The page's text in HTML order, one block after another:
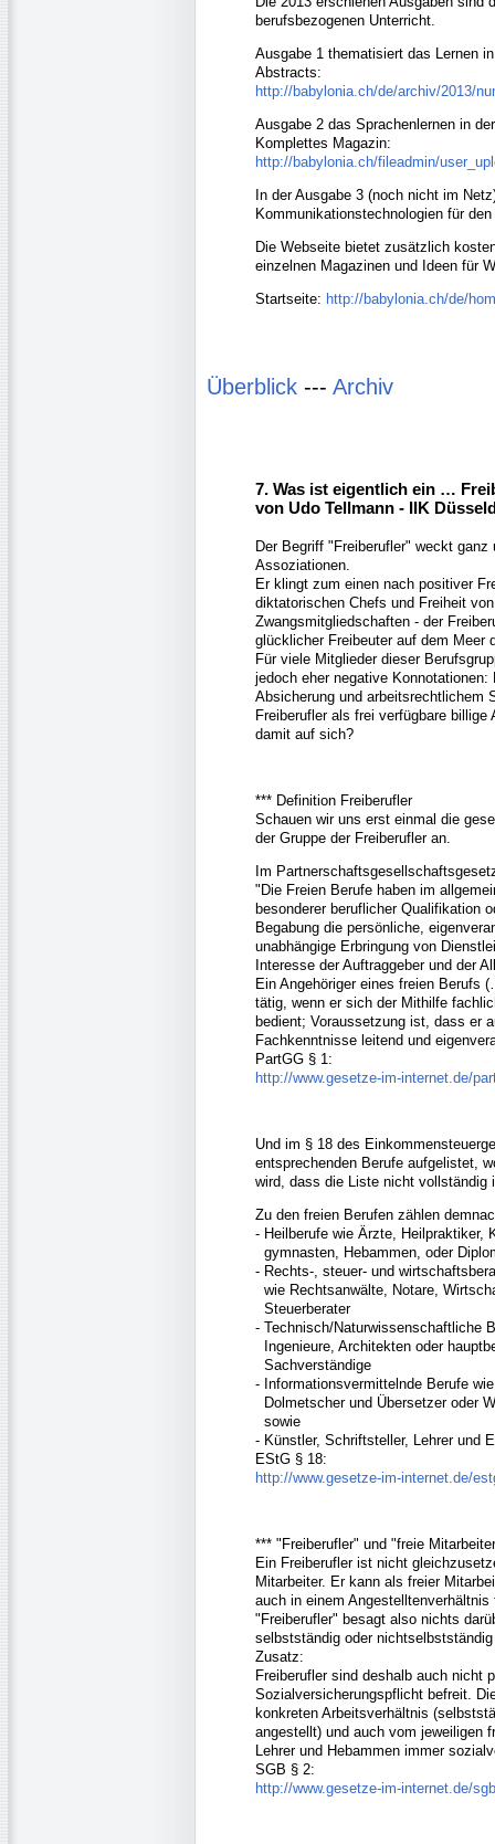
berufsbezogenen Unterricht.
Ausgabe 1 thematisiert das Lernen
Abstracts:
http://babylonia.ch/de/archiv/2013/
Ausgabe 2 das Sprachenlernen in
Komplettes Magazin:
http://babylonia.ch/fileadmin/
In der Ausgabe 3 (noch nicht im
Kommunikationstechnologien für
Die Webseite bietet zusätzlich
einzelnen Magazinen und Ideen für
Startseite: http://babylonia.ch/de/
Überblick --- Archiv
7. Was ist eigentlich ein …
von Udo Tellmann - IIK
Der Begriff "Freiberufler" weckt ganz
Assoziationen.
Er klingt zum einen nach positiver
diktatorischen Chefs und Freiheit
Zwangsmitgliedschaften - der
glücklicher Freibeuter auf dem Meer
Für viele Mitglieder dieser
jedoch eher negative Konnotationen:
Absicherung und arbeitsrechtlichem
Freiberufler als frei verfügbare
damit auf sich?
*** Definition Freiberufler
Schauen wir uns erst einmal die
der Gruppe der Freiberufler an.
Im
"Die Freien Berufe haben im
besonderer beruflicher Qualifikation
Begabung die persönliche,
unabhängige Erbringung von
Interesse der Auftraggeber und der
Ein Angehöriger eines freien Berufs
tätig, wenn er sich der Mithilfe
bedient; Voraussetzung ist, dass er
Fachkenntnisse leitend und
PartGG § 1:
http://www.gesetze-im-internet.de/
Und im § 18 des
entsprechenden Berufe aufgelistet,
wird, dass die Liste nicht vollständig
Zu den freien Berufen zählen
- Heilberufe wie Ärzte, Heilpraktiker,
gymnasten, Hebammen, oder
- Rechts-, steuer- und
wie Rechtsanwälte, Notare,
Steuerberater
- Technisch/Naturwissenschaftliche
Ingenieure, Architekten oder
Sachverständige
- Informationsvermittelnde Berufe
Dolmetscher und Übersetzer oder
sowie
- Künstler, Schriftsteller, Lehrer und
EStG § 18:
http://www.gesetze-im-internet.de/
*** "Freiberufler" und "freie
Ein Freiberufler ist nicht
Mitarbeiter. Er kann als freier
auch in einem
"Freiberufler" besagt also nichts
selbstständig oder
Zusatz:
Freiberufler sind deshalb auch nicht
Sozialversicherungspflicht befreit.
konkreten Arbeitsverhältnis
angestellt) und auch vom jeweiligen
Lehrer und Hebammen immer
SGB § 2:
http://www.gesetze-im-internet.de/